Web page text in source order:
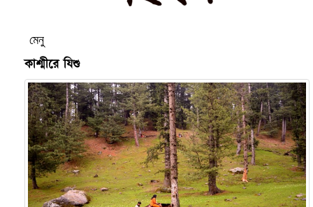
মেনু
কাশ্মীরে যিশু